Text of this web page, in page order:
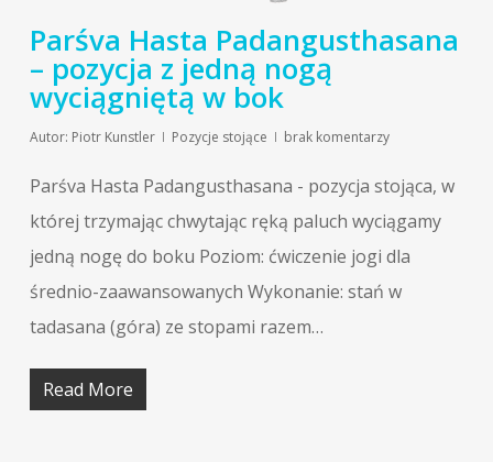
Parśva Hasta Padangusthasana
– pozycja z jedną nogą
wyciągniętą w bok
Autor: Piotr Kunstler Pozycje stojące brak komentarzy
Parśva Hasta Padangusthasana - pozycja stojąca, w
której trzymając chwytając ręką paluch wyciągamy
jedną nogę do boku Poziom: ćwiczenie jogi dla
średnio-zaawansowanych Wykonanie: stań w
tadasana (góra) ze stopami razem…
Read More